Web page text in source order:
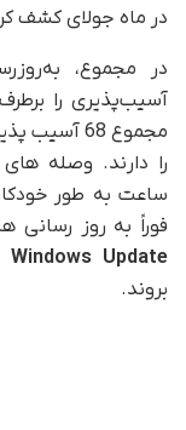
در ماه جولای کشف
مجموع 68
ساعت به طور
فوراً به روز رسانی
Update
بروند.